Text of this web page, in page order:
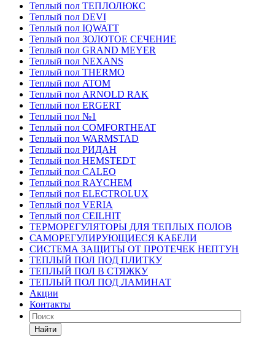
Теплый пол ТЕПЛОЛЮКС
Теплый пол DEVI
Теплый пол IQWATT
Теплый пол ЗОЛОТОЕ СЕЧЕНИЕ
Теплый пол GRAND MEYER
Теплый пол NEXANS
Теплый пол THERMO
Теплый пол ATOM
Теплый пол ARNOLD RAK
Теплый пол ERGERT
Теплый пол №1
Теплый пол COMFORTHEAT
Теплый пол WARMSTAD
Теплый пол РИДАН
Теплый пол HEMSTEDT
Теплый пол CALEO
Теплый пол RAYCHEM
Теплый пол ELECTROLUX
Теплый пол VERIA
Теплый пол CEILHIT
ТЕРМОРЕГУЛЯТОРЫ ДЛЯ ТЕПЛЫХ ПОЛОВ
САМОРЕГУЛИРУЮЩИЕСЯ КАБЕЛИ
СИСТЕМА ЗАЩИТЫ ОТ ПРОТЕЧЕК НЕПТУН
ТЕПЛЫЙ ПОЛ ПОД ПЛИТКУ
ТЕПЛЫЙ ПОЛ В СТЯЖКУ
ТЕПЛЫЙ ПОЛ ПОД ЛАМИНАТ
Акции
Контакты
Найти